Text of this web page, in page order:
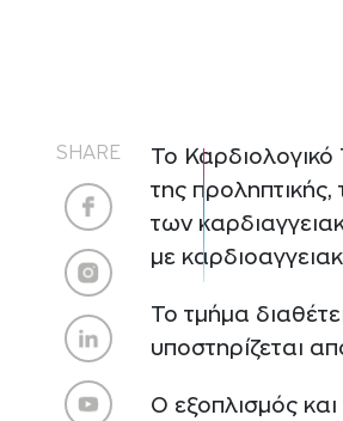
SHARE
Το
της προληπτικής,
των
με
Το τμήμα
υποστηρίζεται
Ο εξοπλισμός